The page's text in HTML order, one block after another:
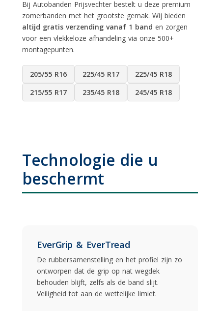
Bij Autobanden Prijsvechter bestelt u deze premium
zomerbanden met het grootste gemak. Wij bieden
altijd gratis verzending vanaf 1 band en zorgen
voor een vlekkeloze afhandeling via onze 500+
montagepunten.
205/55 R16 225/45 R17
225/45 R18
215/55 R17
235/45 R18 245/45 R18
Technologie die u
beschermt
EverGrip & EverTread
De rubbersamenstelling en het profiel zijn zo
ontworpen dat de grip op nat wegdek
behouden blijft, zelfs als de band slijt.
Veiligheid tot aan de wettelijke limiet.